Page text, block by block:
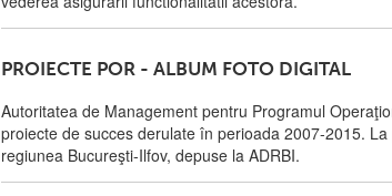
PROIECTE POR - ALBUM FOTO DIGITAL
Autoritatea de Management pentru Programul
proiecte de succes derulate în perioada 2007-2015.
regiunea Bucureşti-Ilfov, depuse la ADRBI.